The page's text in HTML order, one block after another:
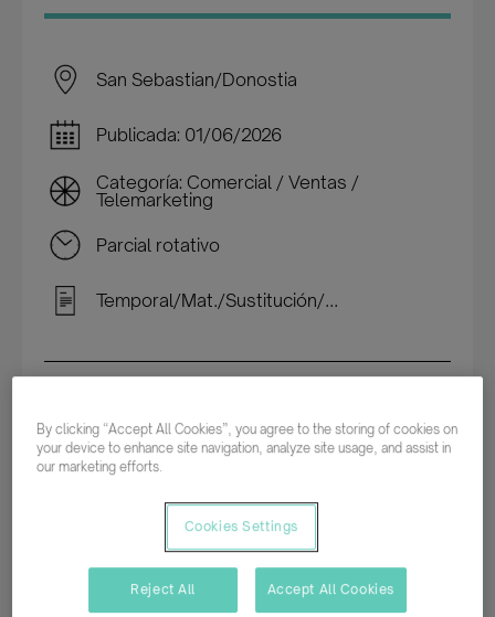
San Sebastian/Donostia
Publicada: 01/06/2026
Categoría: Comercial / Ventas /
Telemarketing
Parcial rotativo
Temporal/Mat./Sustitución/...
¿Te gusta ayudar a las personas y comunicarte
por teléfono? ¿Hablas euskera y buscas una
oportunidad en atención al cliente?
Buscamos incorporar un/a teleoperador/a de
atención al cliente para formar parte de un
By clicking “Accept All Cookies”, you agree to the storing of cookies on
your device to enhance site navigation, analyze site usage, and assist in
our marketing efforts.
Cookies Settings
Reject All Accept All Cookies